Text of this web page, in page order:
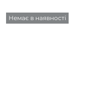
Немає в наявності